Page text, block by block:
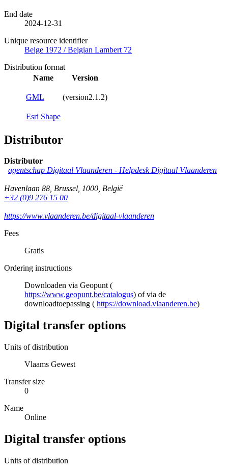
End date
2024-12-31
Unique resource identifier
Belge 1972 / Belgian Lambert 72
Distribution format
Name
Version
GML (version2.1.2)
Esri Shape
Distributor
Distributor
agentschap Digitaal Vlaanderen - Helpdesk Digitaal Vlaanderen
Havenlaan 88, Brussel, 1000, België
+32 (0)9 276 15 00
https://www.vlaanderen.be/digitaal-vlaanderen
Fees
Gratis
Ordering instructions
Downloaden via Geopunt (
https://www.geopunt.be/catalogus) of via de
downloadtoepassing ( https://download.vlaanderen.be)
Digital transfer options
Units of distribution
Vlaams Gewest
Transfer size
0
Name
Online
Digital transfer options
Units of distribution